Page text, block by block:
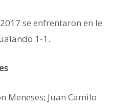
se enfrentaron en le
1-1.
Meneses; Juan Camilo